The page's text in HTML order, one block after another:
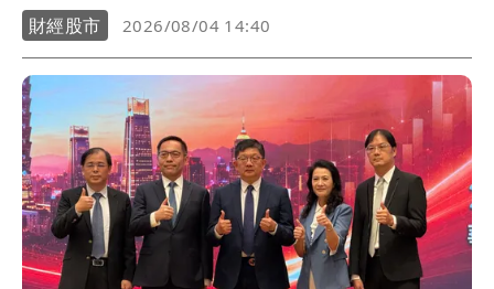
財經股市
2026/08/04 14:40